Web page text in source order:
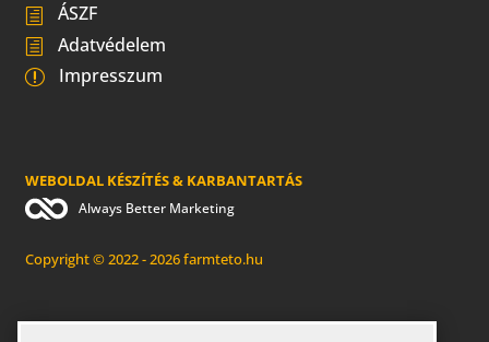
ÁSZF
Adatvédelem
Impresszum
WEBOLDAL KÉSZÍTÉS & KARBANTARTÁS
Always Better Marketing
Copyright © 2022 - 2026 farmteto.hu